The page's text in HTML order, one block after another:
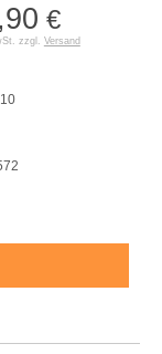
€
zzgl. Versand